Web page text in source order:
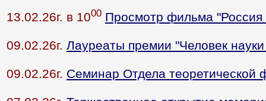
13.02.26г. в 1000 Просмотр фильма "Россия
09.02.26г. Лауреаты премии "Человек
09.02.26г. Семинар Отдела